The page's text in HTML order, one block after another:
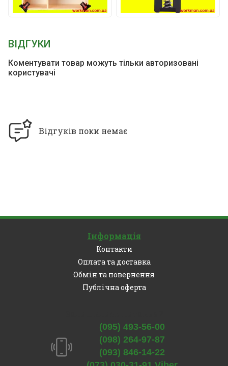
ВІДГУКИ
Коментувати товар можуть тільки авторизовані
користувачі
Відгуків поки немає
Інформація
Контакти
Оплата та доставка
Обмін та повернення
Публічна оферта
(095) 493-56-00
(098) 264-97-87
(093) 846-14-22